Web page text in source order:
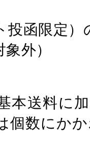
投函限定
外）
本送料に
個数にか